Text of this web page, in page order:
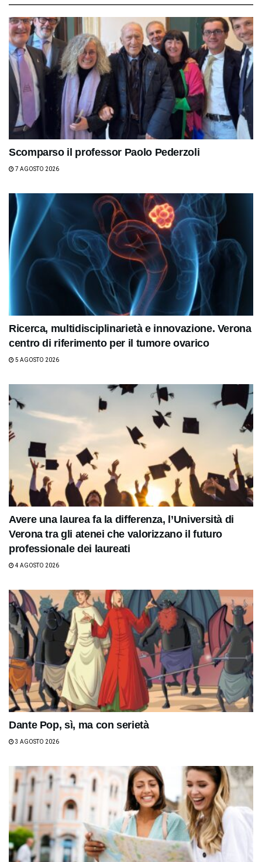
Scomparso il professor Paolo Pederzoli
7 AGOSTO 2026
Ricerca, multidisciplinarietà e innovazione. Verona
centro di riferimento per il tumore ovarico
5 AGOSTO 2026
Avere una laurea fa la differenza, l’Università di
Verona tra gli atenei che valorizzano il futuro
professionale dei laureati
4 AGOSTO 2026
Dante Pop, sì, ma con serietà
3 AGOSTO 2026